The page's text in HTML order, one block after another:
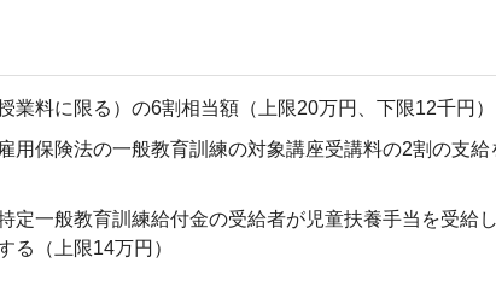
業料に限る）の6割相当額（上限20万円、下限12千円）
用保険法の一般教育訓練の対象講座受講料の2割の支
定一般教育訓練給付金の受給者が児童扶養手当を受給
る（上限14万円）